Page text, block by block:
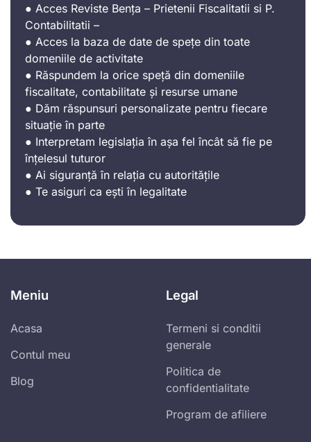
● Acces Reviste Bența – Prietenii Fiscalitatii si P.
Contabilitatii –
● Acces la baza de date de spețe din toate
domeniile de activitate
● Răspundem la orice speță din domeniile
fiscalitate, contabilitate și resurse umane
● Dăm răspunsuri personalizate pentru fiecare
situație în parte
● Interpretam legislația în așa fel încât să fie pe
înțelesul tuturor
● Ai siguranță în relația cu autoritățile
● Te asiguri ca ești în legalitate
Meniu
Acasa
Contul meu
Blog
Legal
Termeni si conditii
generale
Politica de
confidentialitate
Program de afiliere